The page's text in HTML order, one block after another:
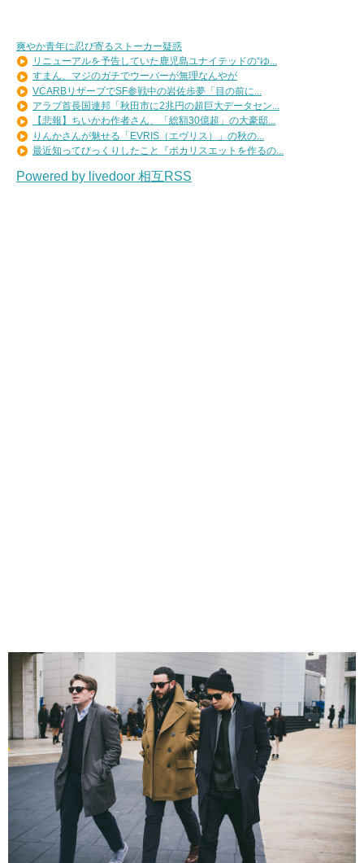
爽やか青年に忍び寄るストーカー疑惑
リニューアルを予告していた鹿児島ユナイテッドの“ゆ...
すまん、マジのガチでウーバーが無理なんやが
VCARBリザーブでSF参戦中の岩佐歩夢「目の前に...
アラブ首長国連邦「秋田市に2兆円の超巨大データセン...
【悲報】ちいかわ作者さん、「総額30億超」の大豪邸...
りんかさんが魅せる「EVRIS（エヴリス）」の秋の...
最近知ってびっくりしたこと『ポカリスエットを作るの...
Powered by livedoor 相互RSS